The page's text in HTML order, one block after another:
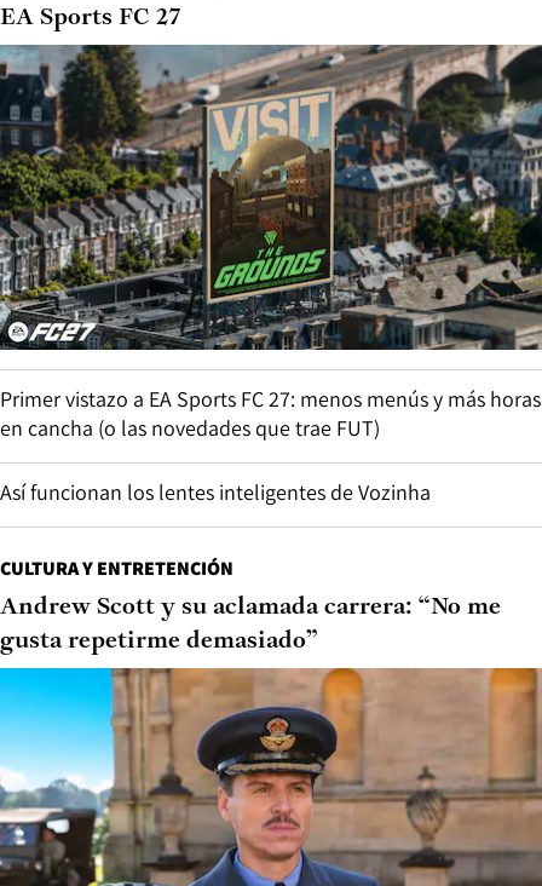
EA Sports FC 27
Primer vistazo a EA Sports FC 27: menos menús y más horas
en cancha (o las novedades que trae FUT)
Así funcionan los lentes inteligentes de Vozinha
CULTURA Y ENTRETENCIÓN
Andrew Scott y su aclamada carrera: “No me
gusta repetirme demasiado”